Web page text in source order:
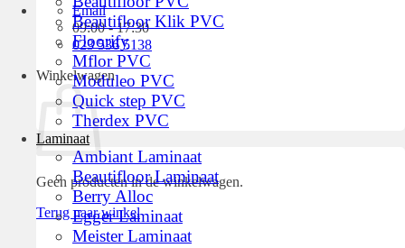
Email
09:00 - 17:30
023 536 5138
Winkelwagen
Geen producten in de winkelwagen.
Terug naar winkel
Beautifloor Klik PVC
Floorify
Mflor PVC
Moduleo PVC
Quick step PVC
Therdex PVC
Laminaat
Ambiant Laminaat
Beautifloor Laminaat
Berry Alloc
Egger Laminaat
Meister Laminaat